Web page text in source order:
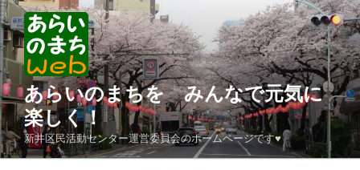
コ
ン
テ
ン
ツ
へ
ス
キ
ッ
あらいのまちを みんなで元気に
楽しく！
新井区民活動センター運営委員会のホームページです♥